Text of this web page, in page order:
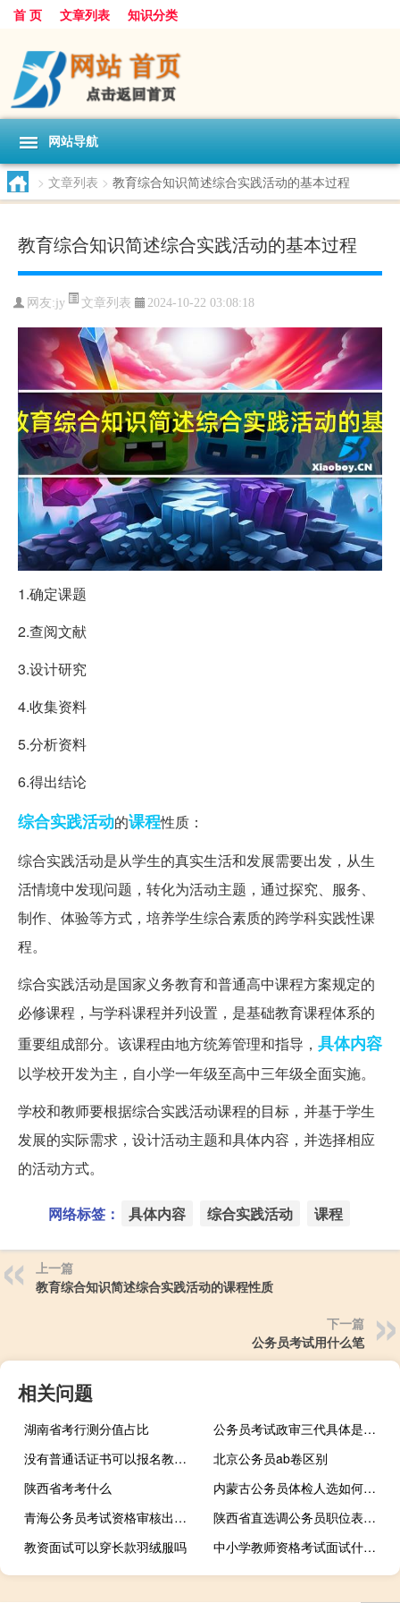
首 页 文章列表 知识分类
网站导航
> 文章列表 > 教育综合知识简述综合实践活动的基本过程
教育综合知识简述综合实践活动的基本过程
网友:jy 文章列表 2024-10-22 03:08:18
1.确定课题
2.查阅文献
3.设计研究
4.收集资料
5.分析资料
6.得出结论
综合实践活动的课程性质：
综合实践活动是从学生的真实生活和发展需要出发，从生
活情境中发现问题，转化为活动主题，通过探究、服务、
制作、体验等方式，培养学生综合素质的跨学科实践性课
程。
综合实践活动是国家义务教育和普通高中课程方案规定的
必修课程，与学科课程并列设置，是基础教育课程体系的
重要组成部分。该课程由地方统筹管理和指导， 具体内容
以学校开发为主，自小学一年级至高中三年级全面实施。
学校和教师要根据综合实践活动课程的目标，并基于学生
发展的实际需求，设计活动主题和具体内容，并选择相应
的活动方式。
网络标签： 具体内容 综合实践活动 课程
上一篇
教育综合知识简述综合实践活动的课程性质
下一篇
公务员考试用什么笔
相关问题
湖南省考行测分值占比
公务员考试政审三代具体是指哪些
没有普通话证书可以报名教资面试吗
北京公务员ab卷区别
陕西省考考什么
内蒙古公务员体检人选如何确定
青海公务员考试资格审核出错了谁负责
陕西省直选调公务员职位表哪里下载
教资面试可以穿长款羽绒服吗
中小学教师资格考试面试什么时候查成绩